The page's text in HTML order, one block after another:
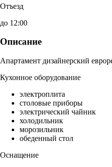
Отъезд
до 12:00
Описание
Апартамент дизайнерский
Кухонное оборудование
электроплита
столовые приборы
электрический чайник
холодильник
морозильник
обеденный стол
Оснащение